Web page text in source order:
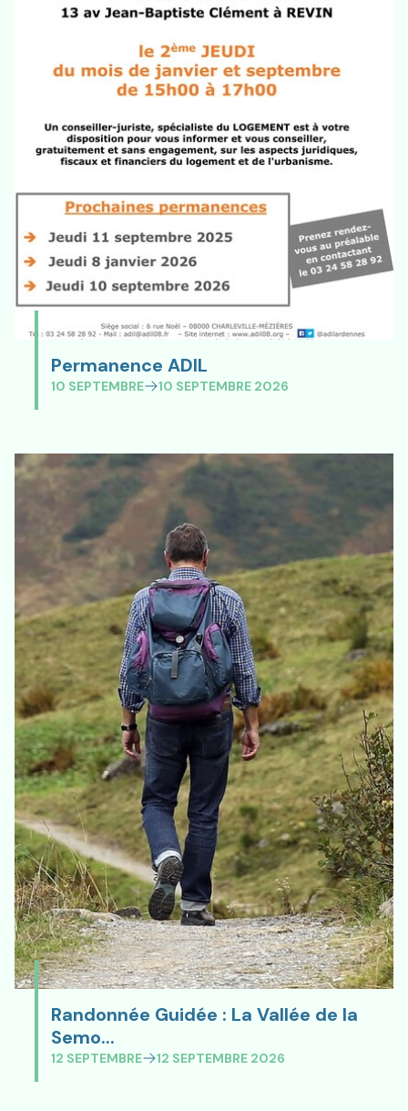
Permanence ADIL
10 SEPTEMBRE 10 SEPTEMBRE 2026
Randonnée Guidée : La Vallée de la
Semo...
12 SEPTEMBRE 12 SEPTEMBRE 2026